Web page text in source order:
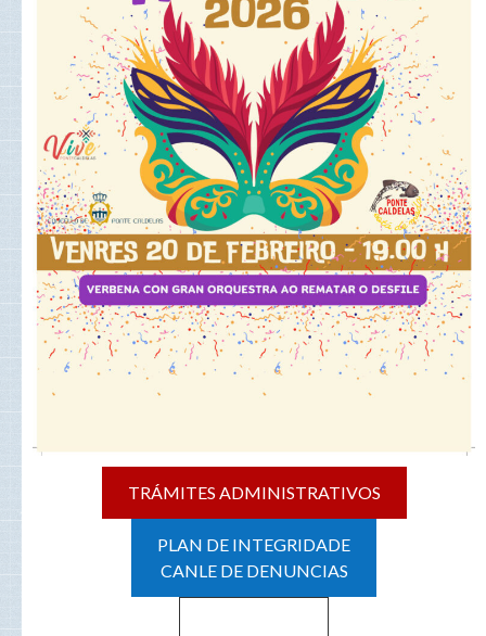
TRÁMITES ADMINISTRATIVOS
PLAN DE INTEGRIDADE
CANLE DE DENUNCIAS